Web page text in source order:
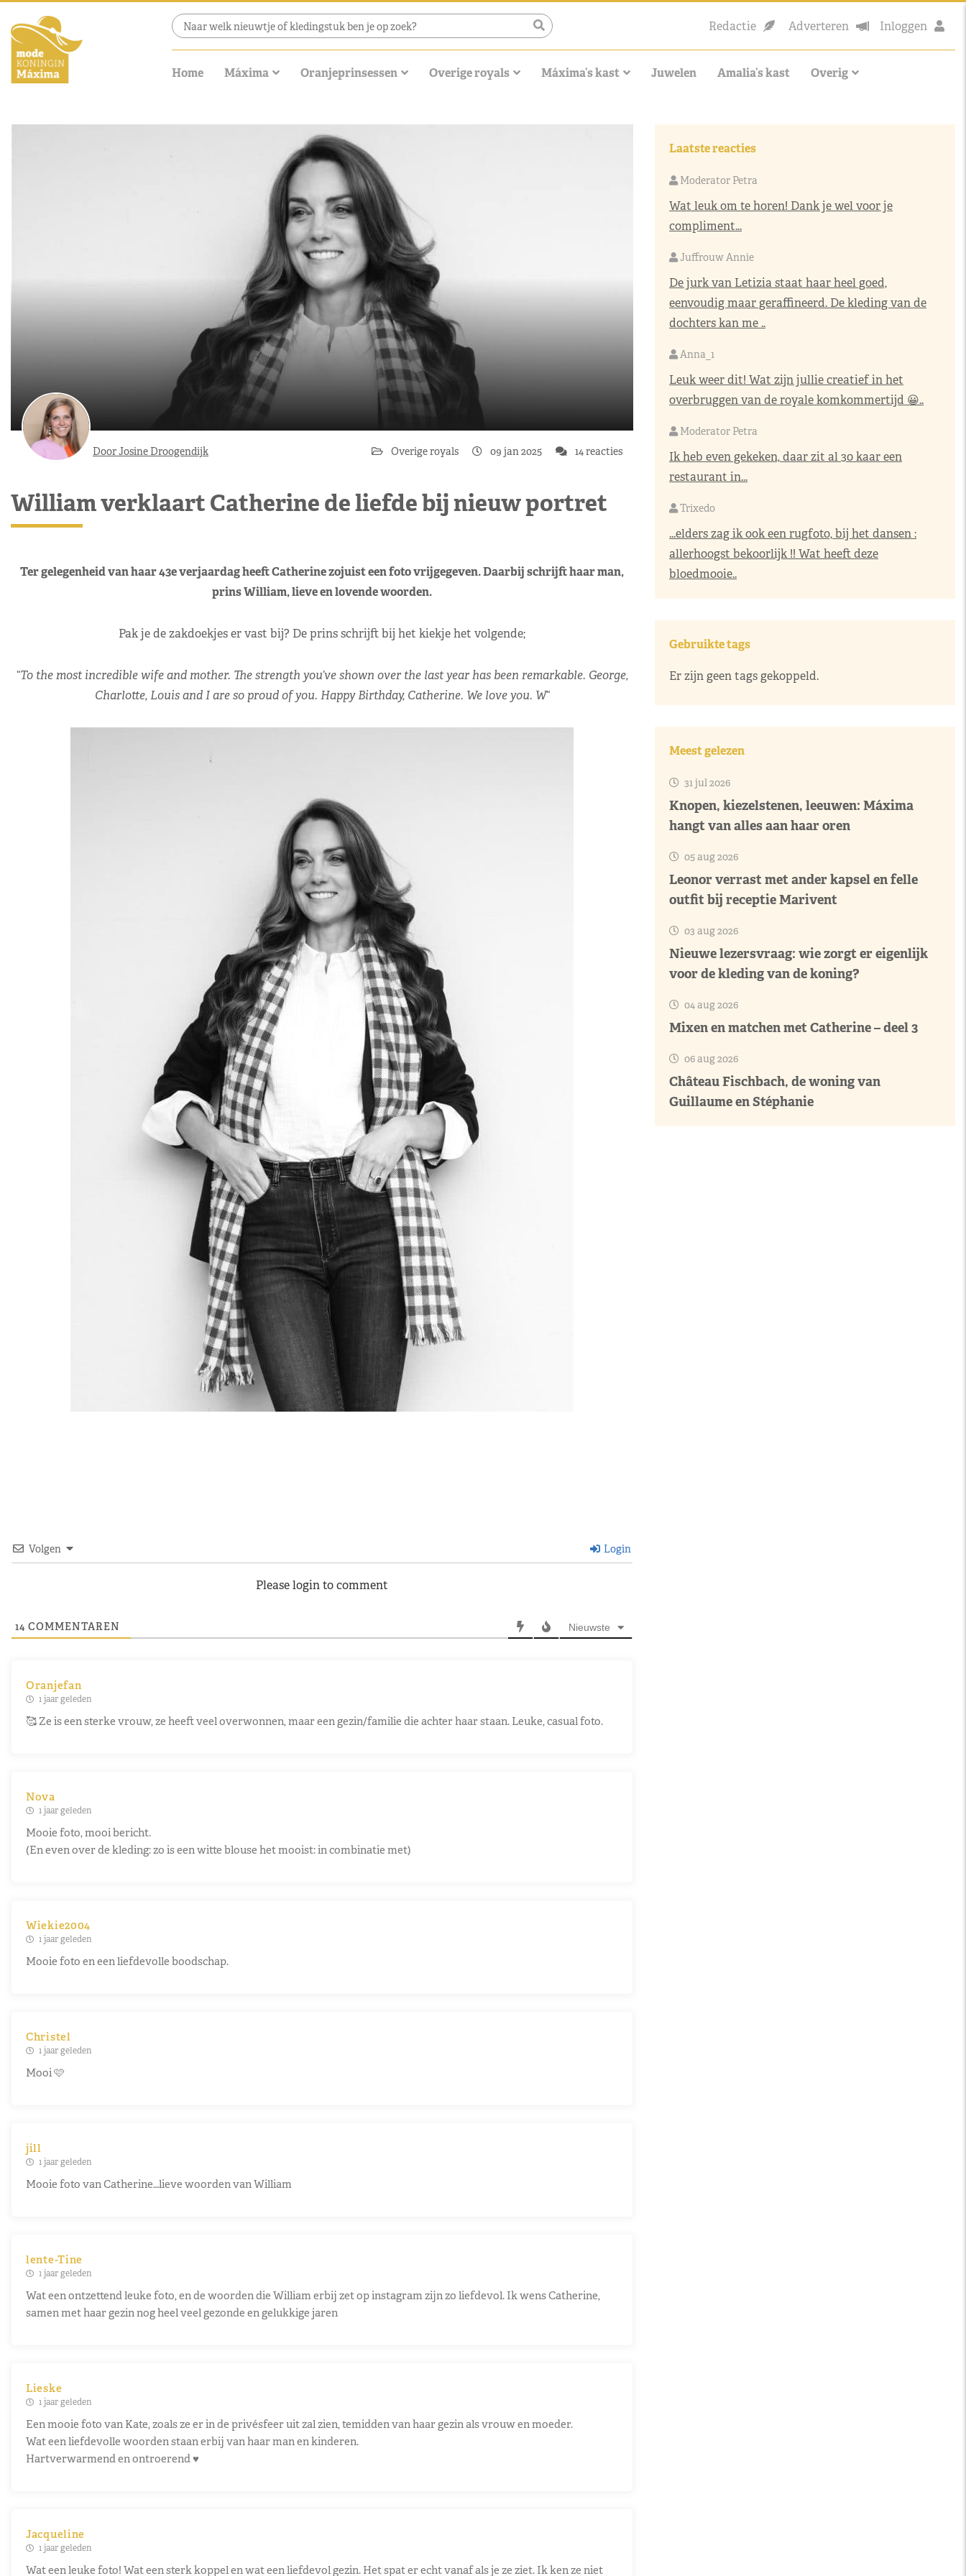
Redactie Adverteren Inloggen
Home Máxima Oranjeprinsessen Overige royals Máxima’s kast Juwelen Amalia’s kast Overig
Door Josine Droogendijk Overige royals 09 jan 2025 14 reacties
William verklaart Catherine de liefde bij nieuw portret
Ter gelegenheid van haar 43e verjaardag heeft Catherine zojuist een foto vrijgegeven. Daarbij schrijft haar man,
prins William, lieve en lovende woorden.
Pak je de zakdoekjes er vast bij? De prins schrijft bij het kiekje het volgende;
“To the most incredible wife and mother. The strength you’ve shown over the last year has been remarkable. George,
Charlotte, Louis and I are so proud of you. Happy Birthday, Catherine. We love you. W“
Volgen Login
Please login to comment
14 COMMENTAREN Nieuwste
Oranjefan
1 jaar geleden
🥰 Ze is een sterke vrouw, ze heeft veel overwonnen, maar een gezin/familie die achter haar staan. Leuke, casual foto.
Nova
1 jaar geleden
Mooie foto, mooi bericht.
(En even over de kleding: zo is een witte blouse het mooist: in combinatie met)
Wiekie2004
1 jaar geleden
Mooie foto en een liefdevolle boodschap.
Christel
1 jaar geleden
Mooi 🩷
jill
1 jaar geleden
Mooie foto van Catherine…lieve woorden van William
lente-Tine
1 jaar geleden
Wat een ontzettend leuke foto, en de woorden die William erbij zet op instagram zijn zo liefdevol. Ik wens Catherine,
samen met haar gezin nog heel veel gezonde en gelukkige jaren
Lieske
1 jaar geleden
Een mooie foto van Kate, zoals ze er in de privésfeer uit zal zien, temidden van haar gezin als vrouw en moeder.
Wat een liefdevolle woorden staan erbij van haar man en kinderen.
Hartverwarmend en ontroerend ♥️
Jacqueline
1 jaar geleden
Wat een leuke foto! Wat een sterk koppel en wat een liefdevol gezin. Het spat er echt vanaf als je ze ziet. Ik ken ze niet
Laatste reacties
Moderator Petra
Wat leuk om te horen! Dank je wel voor je
compliment...
Juffrouw Annie
De jurk van Letizia staat haar heel goed,
eenvoudig maar geraffineerd. De kleding van de
dochters kan me ..
Anna_1
Leuk weer dit! Wat zijn jullie creatief in het
overbruggen van de royale komkommertijd 😀..
Moderator Petra
Ik heb even gekeken, daar zit al 30 kaar een
restaurant in...
Trixedo
...elders zag ik ook een rugfoto, bij het dansen :
allerhoogst bekoorlijk !! Wat heeft deze
bloedmooie..
Gebruikte tags
Er zijn geen tags gekoppeld.
Meest gelezen
31 jul 2026
Knopen, kiezelstenen, leeuwen: Máxima
hangt van alles aan haar oren
05 aug 2026
Leonor verrast met ander kapsel en felle
outfit bij receptie Marivent
03 aug 2026
Nieuwe lezersvraag: wie zorgt er eigenlijk
voor de kleding van de koning?
04 aug 2026
Mixen en matchen met Catherine – deel 3
06 aug 2026
Château Fischbach, de woning van
Guillaume en Stéphanie